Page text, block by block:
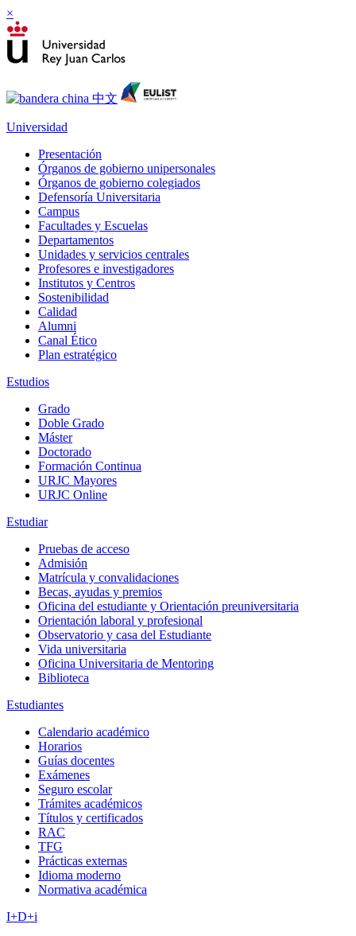
×
Universidad
Presentación
Órganos de gobierno unipersonales
Órganos de gobierno colegiados
Defensoría Universitaria
Campus
Facultades y Escuelas
Departamentos
Unidades y servicios centrales
Profesores e investigadores
Institutos y Centros
Sostenibilidad
Calidad
Alumni
Canal Ético
Plan estratégico
Estudios
Grado
Doble Grado
Máster
Doctorado
Formación Continua
URJC Mayores
URJC Online
Estudiar
Pruebas de acceso
Admisión
Matrícula y convalidaciones
Becas, ayudas y premios
Oficina del estudiante y Orientación preuniversitaria
Orientación laboral y profesional
Observatorio y casa del Estudiante
Vida universitaria
Oficina Universitaria de Mentoring
Biblioteca
Estudiantes
Calendario académico
Horarios
Guías docentes
Exámenes
Seguro escolar
Trámites académicos
Títulos y certificados
RAC
TFG
Prácticas externas
Idioma moderno
Normativa académica
I+D+i